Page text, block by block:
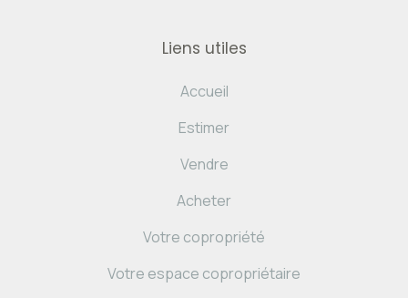
Liens utiles
Accueil
Estimer
Vendre
Acheter
Votre copropriété
Votre espace copropriétaire